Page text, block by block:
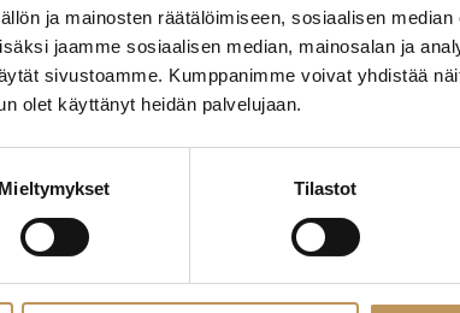
ja mainosten räätälöimiseen, sosiaalisen
jaamme sosiaalisen median, mainosalan ja
sivustoamme. Kumppanimme voivat yhdistää
olet käyttänyt heidän palvelujaan.
Mieltymykset Tilastot
"